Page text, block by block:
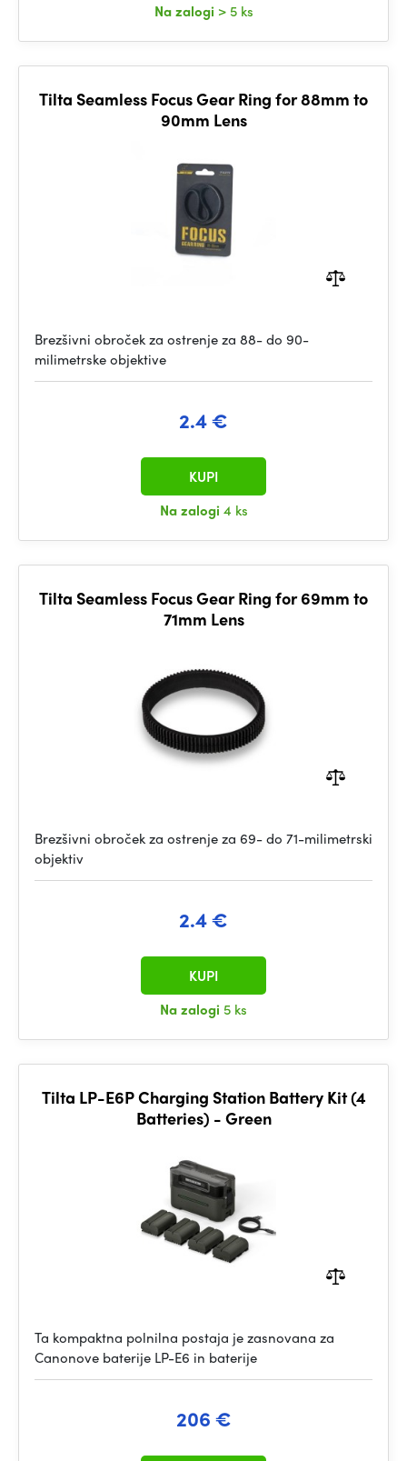
Na zalogi > 5 ks
Tilta Seamless Focus Gear Ring for 88mm to
90mm Lens
Brezšivni obroček za ostrenje za 88- do 90-
milimetrske objektive
2.4 €
Na zalogi 4 ks
KUPI
Tilta Seamless Focus Gear Ring for 69mm to
71mm Lens
Brezšivni obroček za ostrenje za 69- do 71-milimetrski
objektiv
2.4 €
Na zalogi 5 ks
KUPI
Tilta LP-E6P Charging Station Battery Kit (4
Batteries) - Green
Ta kompaktna polnilna postaja je zasnovana za
Canonove baterije LP-E6 in baterije
206 €